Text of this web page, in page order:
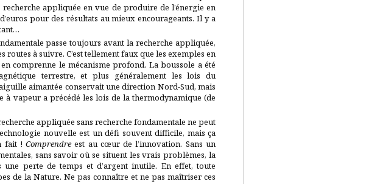
appliquée en vue de produire de l’énergie en
pour des résultats au mieux encourageants. Il y a
passe toujours avant la recherche appliquée,
à suivre. C’est tellement faux que les exemples en
comprenne le mécanisme profond. La boussole a été
terrestre, et plus généralement les lois du
aimantée conservait une direction Nord-Sud, mais
vapeur a précédé les lois de la thermodynamique (de
appliquée sans recherche fondamentale ne peut
nouvelle est un défi souvent difficile, mais ça
fait !Comprendreest au cœur de l’innovation. Sans un
sans savoir où se situent les vrais problèmes, la
perte de temps et d’argent inutile. En effet, toute
de la Nature. Ne pas connaître et ne pas maîtriser ces